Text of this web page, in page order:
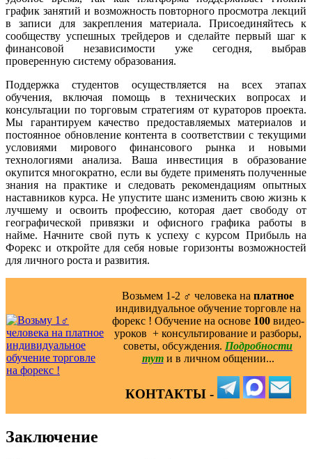
график занятий и возможность повторного просмотра лекций
в записи для закрепления материала. Присоединяйтесь к
сообществу успешных трейдеров и сделайте первый шаг к
финансовой независимости уже сегодня, выбрав
проверенную систему образования.
Поддержка студентов осуществляется на всех этапах
обучения, включая помощь в технических вопросах и
консультации по торговым стратегиям от кураторов проекта.
Мы гарантируем качество предоставляемых материалов и
постоянное обновление контента в соответствии с текущими
условиями мирового финансового рынка и новыми
технологиями анализа. Ваша инвестиция в образование
окупится многократно, если вы будете применять полученные
знания на практике и следовать рекомендациям опытных
наставников курса. Не упустите шанс изменить свою жизнь к
лучшему и освоить профессию, которая дает свободу от
географической привязки и офисного графика работы в
найме. Начните свой путь к успеху с курсом Прибыль на
Форекс и откройте для себя новые горизонты возможностей
для личного роста и развития.
Возьмем 1-2 ‍♂️ человека на платное
индивидуальное обучение торговле на
форекс ! Обучение на основе 100видео-
уроков ️ + консультирование и разборы,
советы, обсуждения. Подробности
тут и в личном общении...
КОНТАКТЫ -
Заключение